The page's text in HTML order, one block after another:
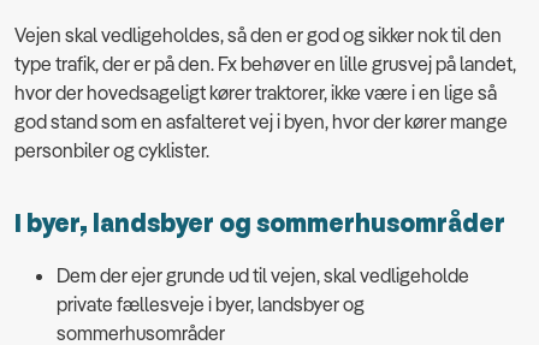
Vejen skal vedligeholdes, så den er god og sikker nok til den
type trafik, der er på den. Fx behøver en lille grusvej på landet,
hvor der hovedsageligt kører traktorer, ikke være i en lige så
god stand som en asfalteret vej i byen, hvor der kører mange
personbiler og cyklister.
I byer, landsbyer og sommerhusområder
Dem der ejer grunde ud til vejen, skal vedligeholde
private fællesveje i byer, landsbyer og
sommerhusområder